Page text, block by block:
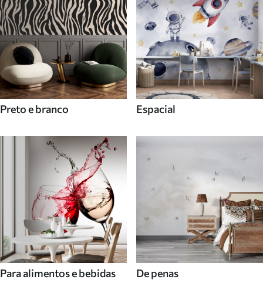
Preto e branco Espacial
Para alimentos e bebidas De penas